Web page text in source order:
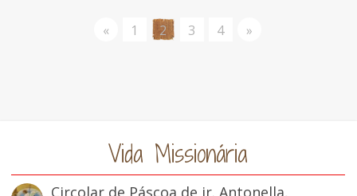
« 1 2 3 4 »
Vida Missionária
Circolar de Páscoa de ir. Antonella,